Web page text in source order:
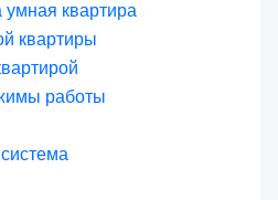
квартира
квартиры
работы